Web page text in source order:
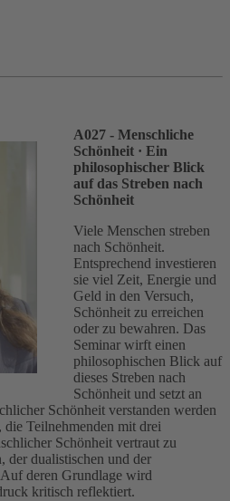
A027 - Menschliche
Schönheit · Ein
philosophischer Blick
auf das Streben nach
Schönheit
Viele Menschen streben
nach Schönheit.
Entsprechend investieren
sie viel Zeit, Energie und
Geld in den Versuch,
Schönheit zu erreichen
oder zu bewahren. Das
Seminar wirft einen
philosophischen Blick auf
dieses Streben nach
Schönheit und setzt an
Schönheit verstanden werden
Teilnehmenden mit drei
Schönheit vertraut zu
der dualistischen und der
deren Grundlage wird
kritisch reflektiert.